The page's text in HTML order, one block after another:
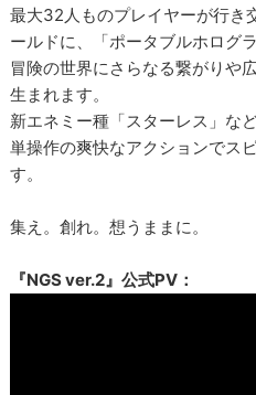
最大32人ものプレイヤーが行き
ールドに、「ポータブルホログ
冒険の世界にさらなる繋がりや
生まれます。
新エネミー種「スターレス」な
単操作の爽快なアクションでス
す。
集え。創れ。想うままに。
『NGS ver.2』公式PV：